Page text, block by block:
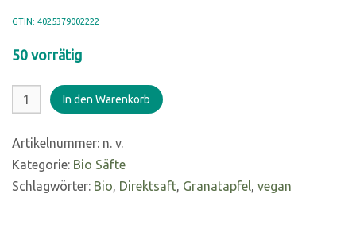
GTIN: 4025379002222
50 vorrätig
Bio
Granatapfelsaft
0,7
L
Menge
In den Warenkorb
Artikelnummer: n. v.
Kategorie: Bio Säfte
Schlagwörter: Bio, Direktsaft, Granatapfel, vegan